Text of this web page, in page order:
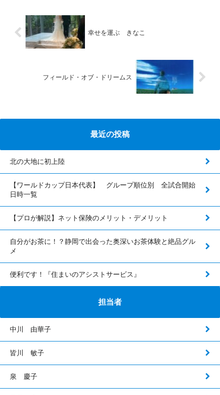
幸せを運ぶ きなこ
フィールド・オブ・ドリームス
最近の投稿
北の大地に初上陸
【ワールドカップ日本代表】 グループ順位別 全試合開始
日時一覧
【プロが解説】ネット保険のメリット・デメリット
自分がお茶に！？静岡で出会った奥深いお茶体験と絶品グル
メ
便利です！『住まいのアシストサービス』
担当者
中川 由華子
皆川 敏子
泉 慶子